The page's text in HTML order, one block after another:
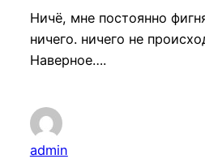
Ничё, мне постоянно
ничего. ничего не
Наверное….
admin